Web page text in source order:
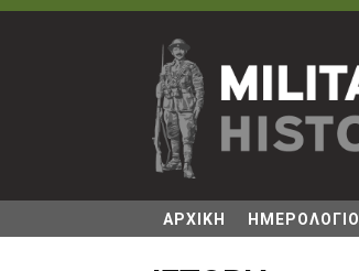
ΑΡΧΙΚΗ ΗΜΕΡΟΛΟΓΙΟ